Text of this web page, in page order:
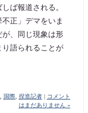
ば報道される。
正」デマをいま
、同じ現象は形
語られることが
, 国際, 捏造記者|
コメント
はまだありません »